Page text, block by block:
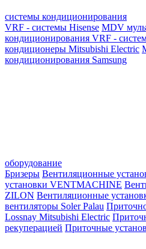
системы кондиционирования
VRF - системы Hisense MDV
кондиционирования VRF -
кондиционеры Mitsubishi Electric
кондиционирования Samsung
оборудование
Бризеры Вентиляционные
установки VENTMACHINE
ZILON Вентиляционные
вентиляторы Soler Palau
Lossnay Mitsubishi Electric
рекуперацией Приточные